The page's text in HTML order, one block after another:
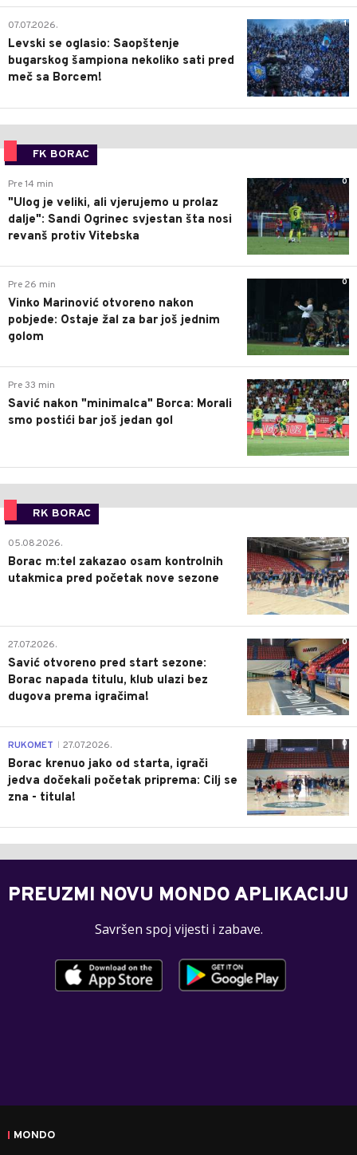
1
07.07.2026.
Levski se oglasio: Saopštenje
bugarskog šampiona nekoliko sati pred
meč sa Borcem!
FK BORAC
0
Pre 14 min
"Ulog je veliki, ali vjerujemo u prolaz
dalje": Sandi Ogrinec svjestan šta nosi
revanš protiv Vitebska
0
Pre 26 min
Vinko Marinović otvoreno nakon
pobjede: Ostaje žal za bar još jednim
golom
0
Pre 33 min
Savić nakon "minimalca" Borca: Morali
smo postići bar još jedan gol
RK BORAC
0
05.08.2026.
Borac m:tel zakazao osam kontrolnih
utakmica pred početak nove sezone
0
27.07.2026.
Savić otvoreno pred start sezone:
Borac napada titulu, klub ulazi bez
dugova prema igračima!
0
RUKOMET 27.07.2026.
Borac krenuo jako od starta, igrači
jedva dočekali početak priprema: Cilj se
zna - titula!
PREUZMI NOVU MONDO APLIKACIJU
Savršen spoj vijesti i zabave.
MONDO